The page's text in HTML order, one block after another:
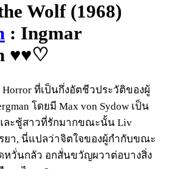
Wolf (1968)
: Ingmar
♥♥♡
ที่เป็นกึ่งอัตชีวประวัติของผู้
โดยมี Max von Sydow เป็น
ละชู้สาวที่รักมากขณะนั้น Liv
ยา, นี่แปลว่าจิตใจของผู้กำกับขณะ
วั่นกลัว อกสั่นขวัญผวาต่อบางสิ่ง